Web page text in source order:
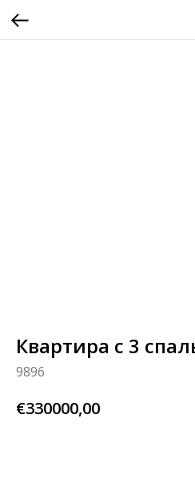
Квартира c 3
9896
€330000,00